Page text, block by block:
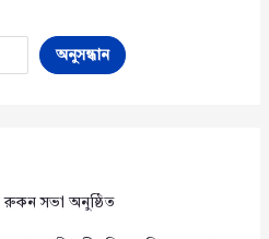
অনুসন্ধান
রুকন সভা অনুষ্ঠিত